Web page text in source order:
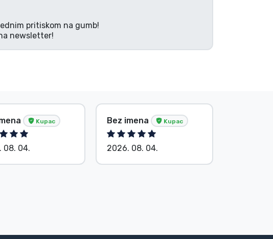
pritiskom na gumb!
newsletter!
Kupac
08. 04.
Bez imena Kupac
2026. 08. 04.